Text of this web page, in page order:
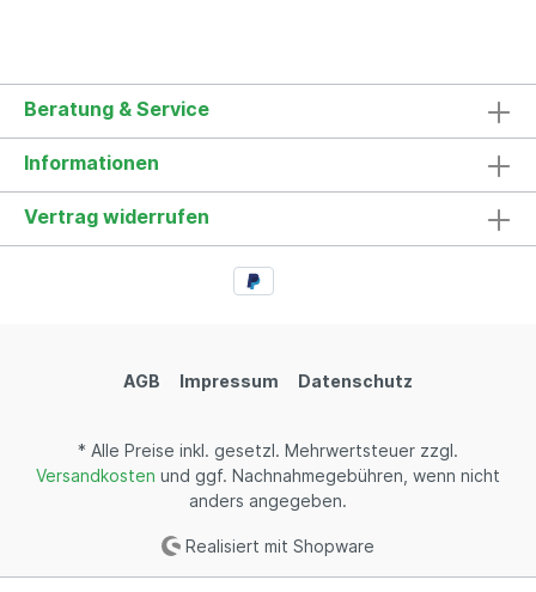
Beratung & Service
Informationen
Vertrag widerrufen
AGB Impressum Datenschutz
* Alle Preise inkl. gesetzl. Mehrwertsteuer zzgl.
Versandkosten und ggf. Nachnahmegebühren, wenn nicht
anders angegeben.
Realisiert mit Shopware